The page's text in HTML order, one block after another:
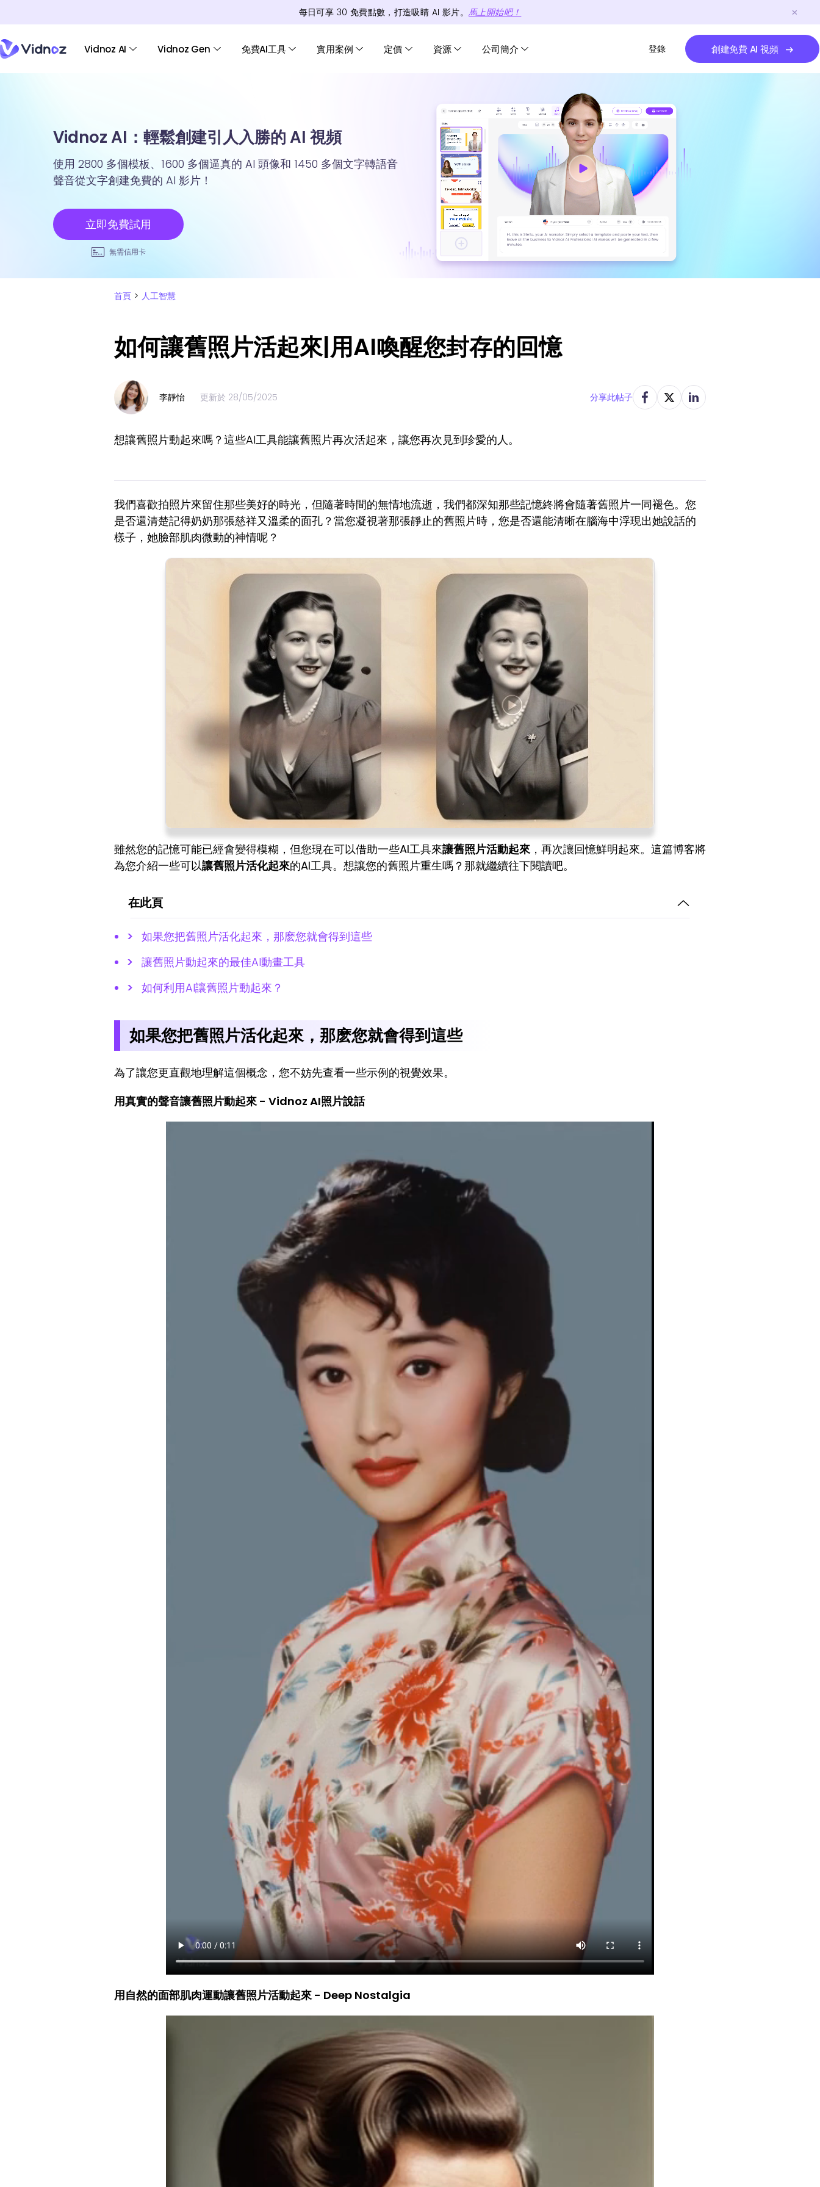
每日可享 30 免費點數 ，打造吸睛 AI 影片。馬上開始吧！
Vidnoz AI Vidnoz Gen 免費AI工具 實用案例 定價 資源 公司簡介 登錄 創建免費 AI 視頻
Vidnoz AI：輕鬆創建引人入勝的 AI 視頻
使用 2800 多個模板、1600 多個逼真的 AI 頭像和 1450 多個文字轉語音
聲音從文字創建免費的 AI 影片！
立即免費試用
無需信用卡
首頁 > 人工智慧
如何讓舊照片活起來|用AI喚醒您封存的回憶
李靜怡 更新於 28/05/2025 分享此帖子
想讓舊照片動起來嗎？這些AI工具能讓舊照片再次活起來，讓您再次見到珍愛的人。
我們喜歡拍照片來留住那些美好的時光，但隨著時間的無情地流逝，我們都深知那些記憶終將會隨著舊照片一同褪色。您
是否還清楚記得奶奶那張慈祥又溫柔的面孔？當您凝視著那張靜止的舊照片時，您是否還能清晰在腦海中浮現出她說話的
樣子，她臉部肌肉微動的神情呢？
雖然您的記憶可能已經會變得模糊，但您現在可以借助一些AI工具來讓舊照片活動起來，再次讓回憶鮮明起來。這篇博客將
為您介紹一些可以讓舊照片活化起來的AI工具。想讓您的舊照片重生嗎？那就繼續往下閱讀吧。
在此頁
如果您把舊照片活化起來，那麽您就會得到這些
讓舊照片動起來的最佳AI動畫工具
如何利用AI讓舊照片動起來？
如果您把舊照片活化起來，那麽您就會得到這些
為了讓您更直觀地理解這個概念，您不妨先查看一些示例的視覺效果。
用真實的聲音讓舊照片動起來 - Vidnoz AI照片說話
用自然的面部肌肉運動讓舊照片活動起來 - Deep Nostalgia